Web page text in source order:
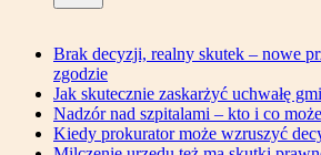
Brak decyzji, realny skutek – nowe
zgodzie
Jak skutecznie zaskarżyć uchwałę
Nadzór nad szpitalami – kto i co
Kiedy prokurator może wzruszyć